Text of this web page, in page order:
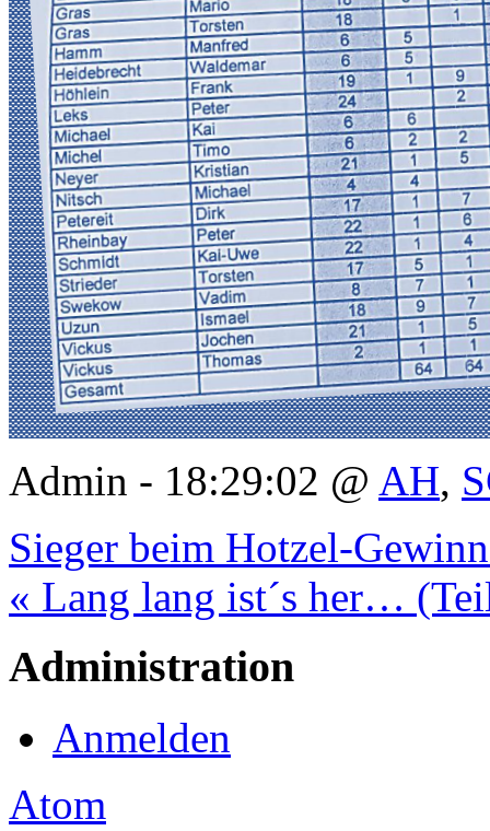
Admin - 18:29:02 @ AH,
Sieger beim Hotzel-
« Lang lang ist´s her…
Administration
Anmelden
Atom